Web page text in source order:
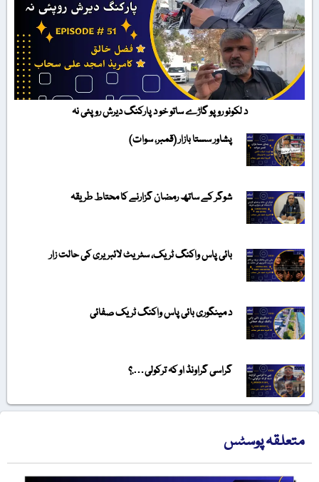
د لکونو روپو گاڑے ساتو خو د پارکنگ دیرش روپئی نہ
پشاور سستا بازار (قمبر، سوات)
شوگر کے ساتھ رمضان گزارنے کا محتاط طریقہ
بائی پاس واکنگ ٹریک، سٹریٹ لائبریری کی حالت زار
د مینگوری بائی پاس واکنگ ٹریک صفائی
گراسی گراونڈ او کہ ترکولی….؟
متعلقہ پوسٹس